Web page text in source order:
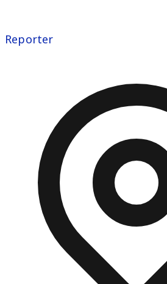
Reporter